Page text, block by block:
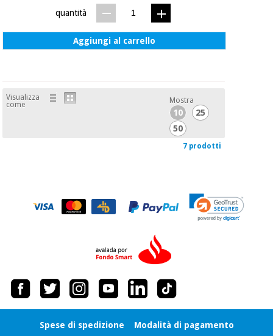
quantità
Aggiungi al carrello
Visualizza
come
Mostra
10
25
50
7 prodotti
Spese di spedizione Modalità di pagamento